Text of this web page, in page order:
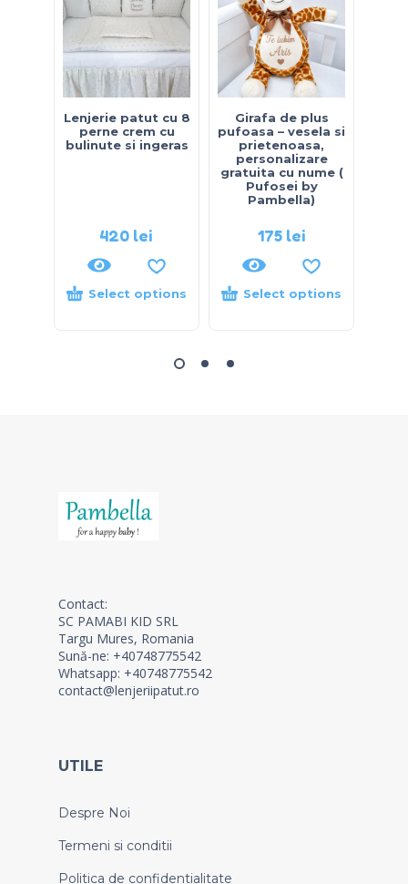
Lenjerie patut cu 8
perne crem cu
bulinute si ingeras
420 lei
Select options
Girafa de plus
pufoasa – vesela si
prietenoasa,
personalizare
gratuita cu nume (
Pufosei by
Pambella)
175 lei
Select options
Contact:
SC PAMABI KID SRL
Targu Mures, Romania
Sună-ne: +40748775542
Whatsapp: +40748775542
contact@lenjeriipatut.ro
UTILE
Despre Noi
Termeni si conditii
Politica de confidentialitate